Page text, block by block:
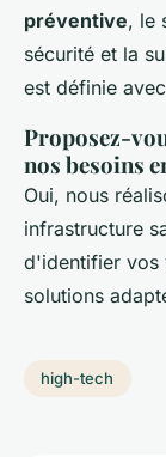
préventive, le
sécurité et la
est définie
Proposez-
nos besoins
Oui, nous
infrastructure
d'identifier vos
solutions
high-tech